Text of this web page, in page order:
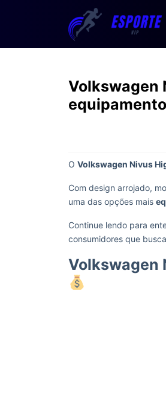
Volkswagen
O Volkswagen Nivus
Com design arrojado,
uma das opções mais
Continue lendo para
consumidores que
Volkswagen